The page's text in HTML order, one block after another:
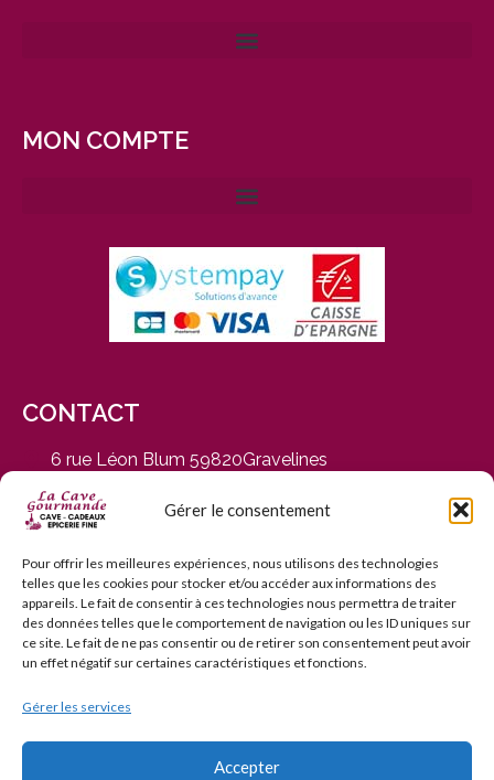
Gérer le consentement
Pour offrir les meilleures expériences, nous utilisons des technologies
telles que les cookies pour stocker et/ou accéder aux informations des
appareils. Le fait de consentir à ces technologies nous permettra de traiter
des données telles que le comportement de navigation ou les ID uniques sur
ce site. Le fait de ne pas consentir ou de retirer son consentement peut avoir
un effet négatif sur certaines caractéristiques et fonctions.
Gérer les services
Accepter
MON COMPTE
CONTACT
6 rue Léon Blum 59820Gravelines
du Mardi au Samedi, de 9h30 à 12h30 et de 14h30 à
19h
03 28 65 01 92
contact@cavegourmande.fr
www.cavegourmande.fr
L’ABUS D’ALCOOL EST DANGEREUX POUR LA SANTÉ — À
CONSOMMER AVEC MODÉRATION — INTERDICTION DE
VENTE AUX MINEURS DE MOINS DE 18 ANS